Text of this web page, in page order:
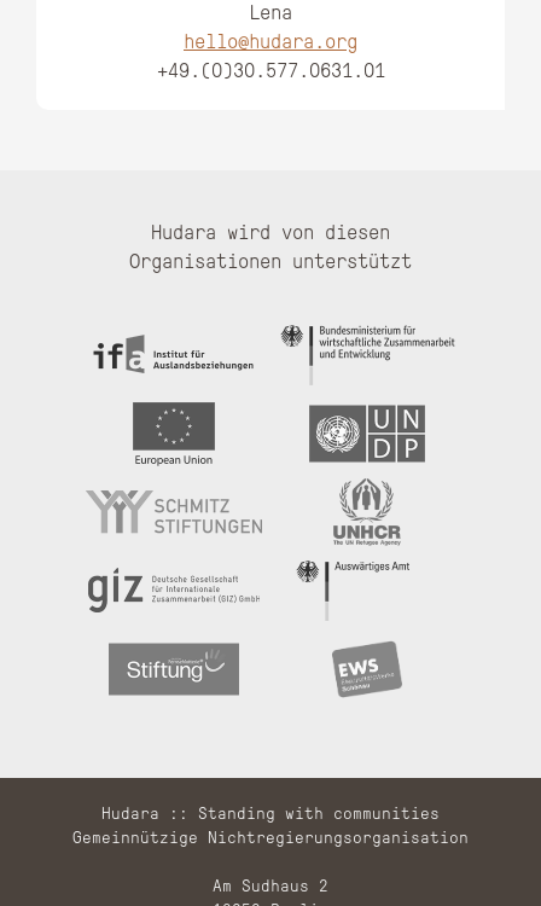
Lena
hello@hudara.org
+49.(0)30.577.0631.01
Hudara wird von diesen
Organisationen unterstützt
Hudara :: Standing with communities
Gemeinnützige Nichtregierungsorganisation
Am Sudhaus 2